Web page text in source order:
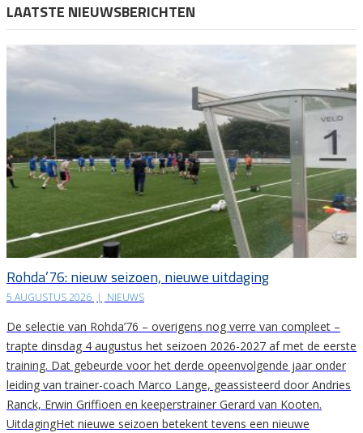
LAATSTE NIEUWSBERICHTEN
Rohda’76: nieuw seizoen, nieuwe uitdaging
5 AUGUSTUS 2026 | NIEUWS
De selectie van Rohda’76 – overigens nog verre van compleet –
trapte dinsdag 4 augustus het seizoen 2026-2027 af met de eerste
training. Dat gebeurde voor het derde opeenvolgende jaar onder
leiding van trainer-coach Marco Lange, geassisteerd door Andries
Ranck, Erwin Griffioen en keeperstrainer Gerard van Kooten.
UitdagingHet nieuwe seizoen betekent tevens een nieuwe